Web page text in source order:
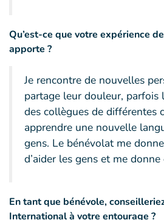
Qu’est-ce que votre expérience
apporte ?
Je rencontre de nouvelles
partage leur douleur, parfois
des collègues de différentes
apprendre une nouvelle
gens. Le bénévolat me
d’aider les gens et me
En tant que bénévole,
International à votre entourage ?